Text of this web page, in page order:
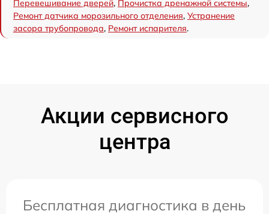
Перевешивание дверей, Прочистка дренажной системы,
Ремонт датчика морозильного отделения, Устранение
засора трубопровода, Ремонт испарителя.
Акции сервисного
центра
Бесплатная диагностика в день